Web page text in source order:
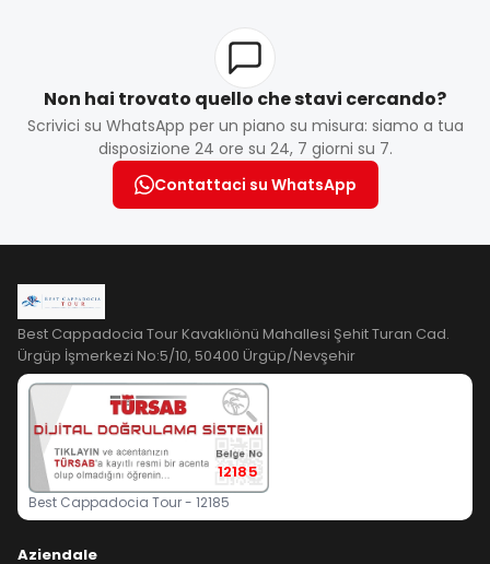
Non hai trovato quello che stavi cercando?
Scrivici su WhatsApp per un piano su misura: siamo a tua
disposizione 24 ore su 24, 7 giorni su 7.
Contattaci su WhatsApp
Best Cappadocia Tour Kavaklıönü Mahallesi Şehit Turan Cad.
Ürgüp İşmerkezi No:5/10, 50400 Ürgüp/Nevşehir
12185
Best Cappadocia Tour - 12185
Aziendale